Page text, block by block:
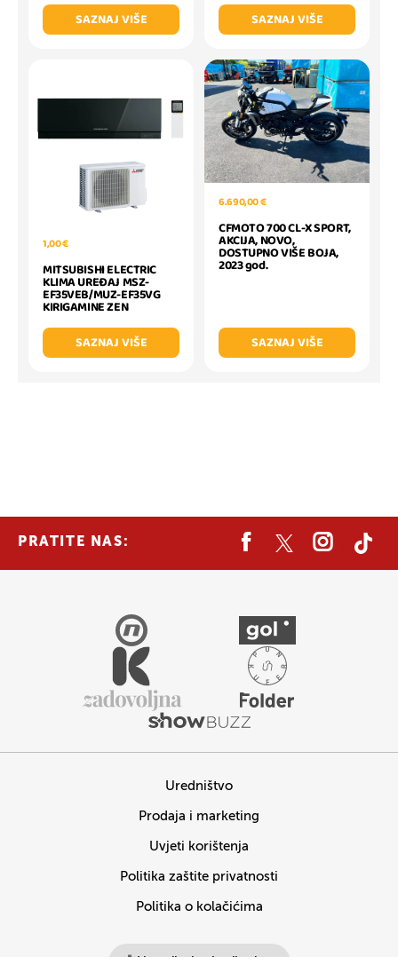
SAZNAJ VIŠE
SAZNAJ VIŠE
1,00 €
MITSUBISHI ELECTRIC
KLIMA UREĐAJ MSZ-
EF35VEB/MUZ-EF35VG
KIRIGAMINE ZEN
SAZNAJ VIŠE
6.690,00 €
CFMOTO 700 CL-X SPORT,
AKCIJA, NOVO,
DOSTUPNO VIŠE BOJA,
2023 god.
SAZNAJ VIŠE
PRATITE NAS:
Uredništvo
Prodaja i marketing
Uvjeti korištenja
Politika zaštite privatnosti
Politika o kolačićima